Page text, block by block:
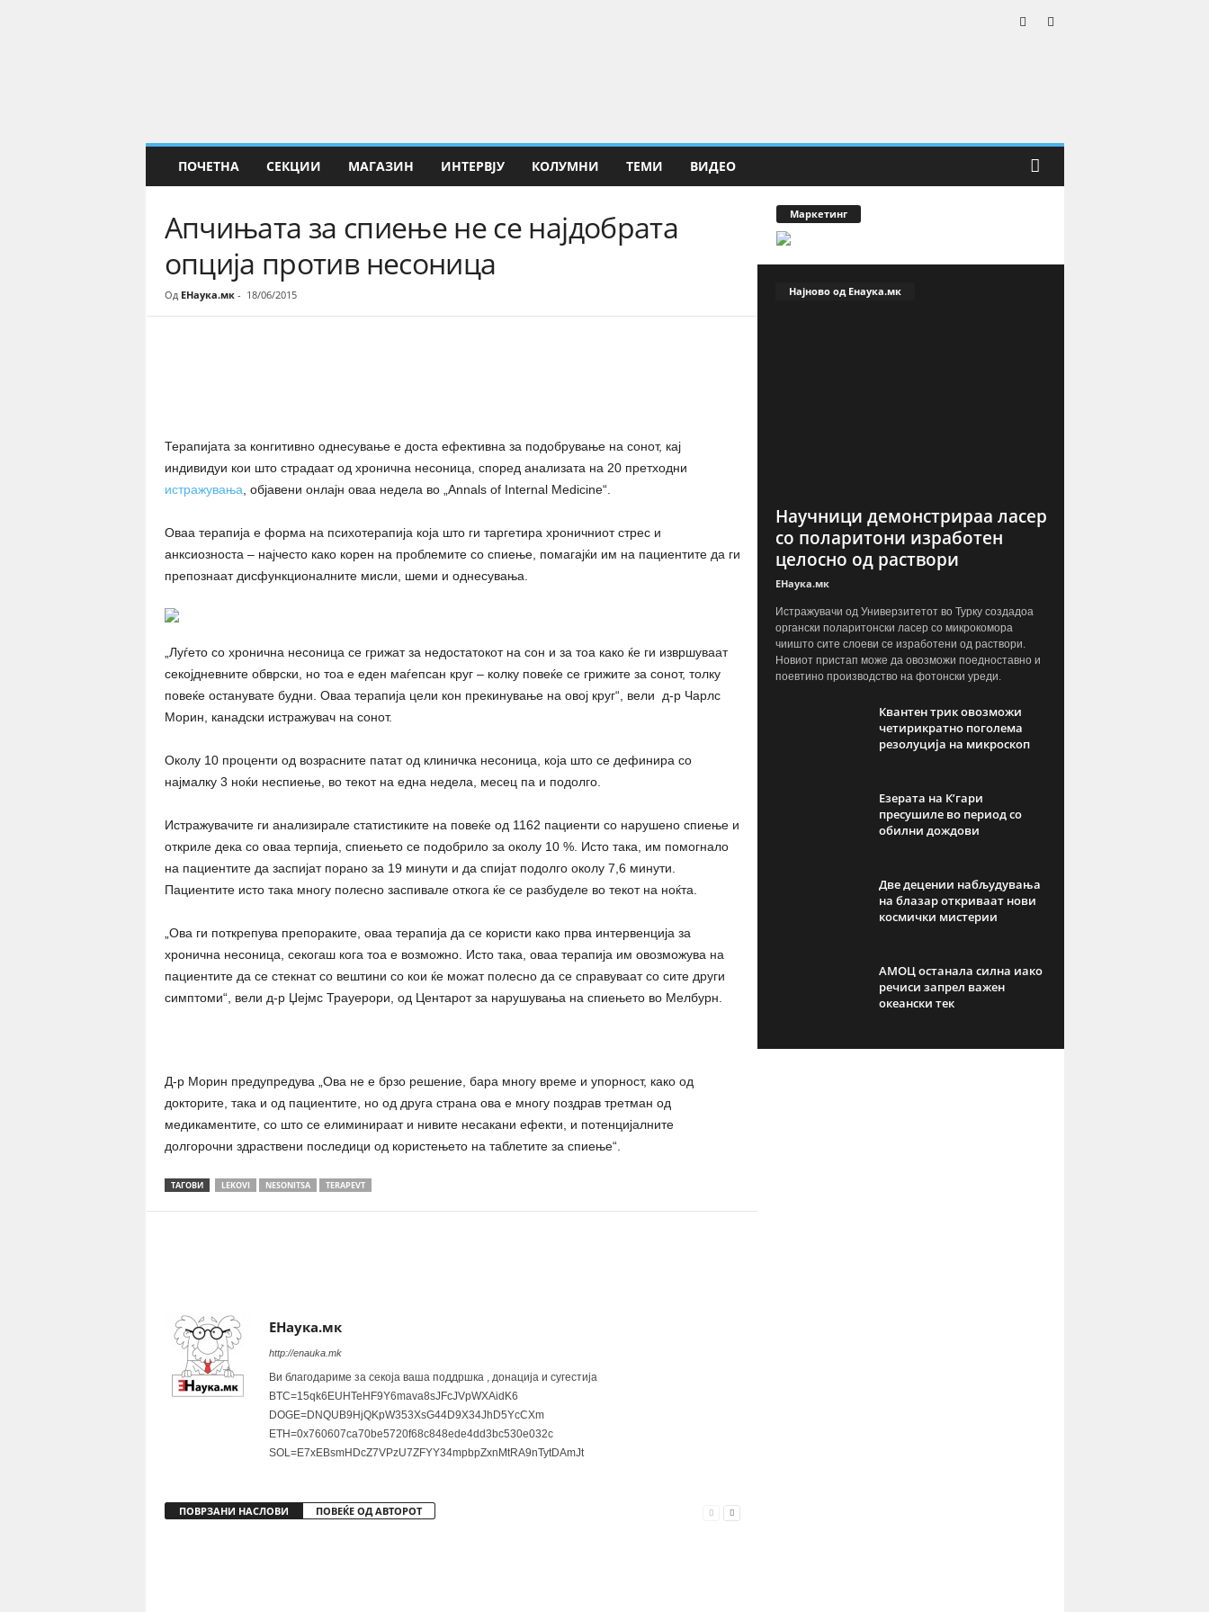
ПОЧЕТНА СЕКЦИИ МАГАЗИН ИНТЕРВЈУ КОЛУМНИ ТЕМИ ВИДЕО
Апчињата за спиење не се најдобрата
опција против несоница
Од ЕНаука.мк- 18/06/2015
Терапијата за конгитивно однесување е доста ефективна за подобрување на сонот, кај
индивидуи кои што страдаат од хронична несоница, според анализата на 20 претходни
истражувања , објавени онлајн оваа недела во „Аnnals of Internal Medicine“.
Оваа терапија е форма на психотерапија која што ги таргетира хроничниот стрес и
анксиозноста – најчесто како корен на проблемите со спиење, помагајќи им на пациентите да ги
препознаат дисфункционалните мисли, шеми и однесувања.
„Луѓето со хронична несоница се грижат за недостатокот на сон и за тоа како ќе ги извршуваат
секојдневните обврски, но тоа е еден маѓепсан круг – колку повеќе се грижите за сонот, толку
повеќе останувате будни. Оваа терапија цели кон прекинување на овој круг“, вели д-р Чарлс
Морин, канадски истражувач на сонот.
Околу 10 проценти од возрасните патат од клиничка несоница, која што се дефинира со
најмалку 3 ноќи неспиење, во текот на една недела, месец па и подолго.
Истражувачите ги анализирале статистиките на повеќе од 1162 пациенти со нарушено спиење и
откриле дека со оваа терпија, спиењето се подобрило за околу 10 %. Исто така, им помогнало
на пациентите да заспијат порано за 19 минути и да спијат подолго околу 7,6 минути.
Пациентите исто така многу полесно заспивале откога ќе се разбуделе во текот на ноќта.
„Ова ги поткрепува препораките, оваа терапија да се користи како прва интервенција за
хронична несоница, секогаш кога тоа е возможно. Исто така, оваа терапија им овозможува на
пациентите да се стекнат со вештини со кои ќе можат полесно да се справуваат со сите други
симптоми“, вели д-р Џејмс Трауерори, од Центарот за нарушувања на спиењето во Мелбурн.
Д-р Морин предупредува „Ова не е брзо решение, бара многу време и упорност, како од
докторите, така и од пациентите, но од друга страна ова е многу поздрав третман од
медикаментите, со што се елиминираат и нивите несакани ефекти, и потенцијалните
долгорочни здраствени последици од користењето на таблетите за спиење“.
ТАГОВИ LEKOVI NESONITSA TERAPEVT
ЕНаука.мк
http://enauka.mk
Ви благодариме за секоја ваша поддршка , донација и сугестија
BTC=15qk6EUHTeHF9Y6mava8sJFcJVpWXAidK6
DOGE=DNQUB9HjQKpW353XsG44D9X34JhD5YcCXm
ETH=0x760607ca70be5720f68c848ede4dd3bc530e032c
SOL=E7xEBsmHDcZ7VPzU7ZFYY34mpbpZxnMtRA9nTytDAmJt
ПОВРЗАНИ НАСЛОВИ ПОВЕЌЕ ОД АВТОРОТ
Маркетинг
Најново од Енаука.мк
Научници демонстрираа ласер
со поларитони изработен
целосно од раствори
ЕНаука.мк
Истражувачи од Универзитетот во Турку создадоа
органски поларитонски ласер со микрокомора
чиишто сите слоеви се изработени од раствори.
Новиот пристап може да овозможи поедноставно и
поевтино производство на фотонски уреди.
Квантен трик овозможи
четирикратно поголема
резолуција на микроскоп
Езерата на К’гари
пресушиле во период со
обилни дождови
Две децении набљудувања
на блазар откриваат нови
космички мистерии
АМОЦ останала силна иако
речиси запрел важен
океански тек